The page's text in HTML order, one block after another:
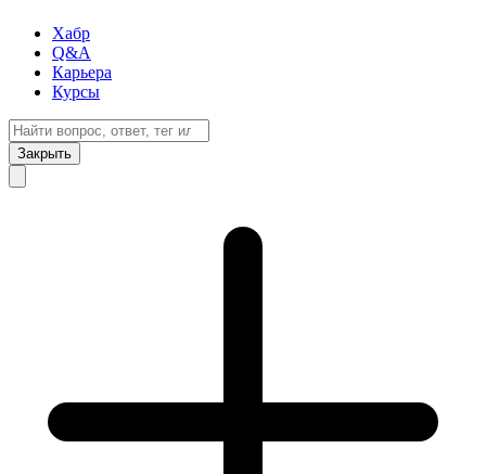
Хабр
Q&A
Карьера
Курсы
Закрыть